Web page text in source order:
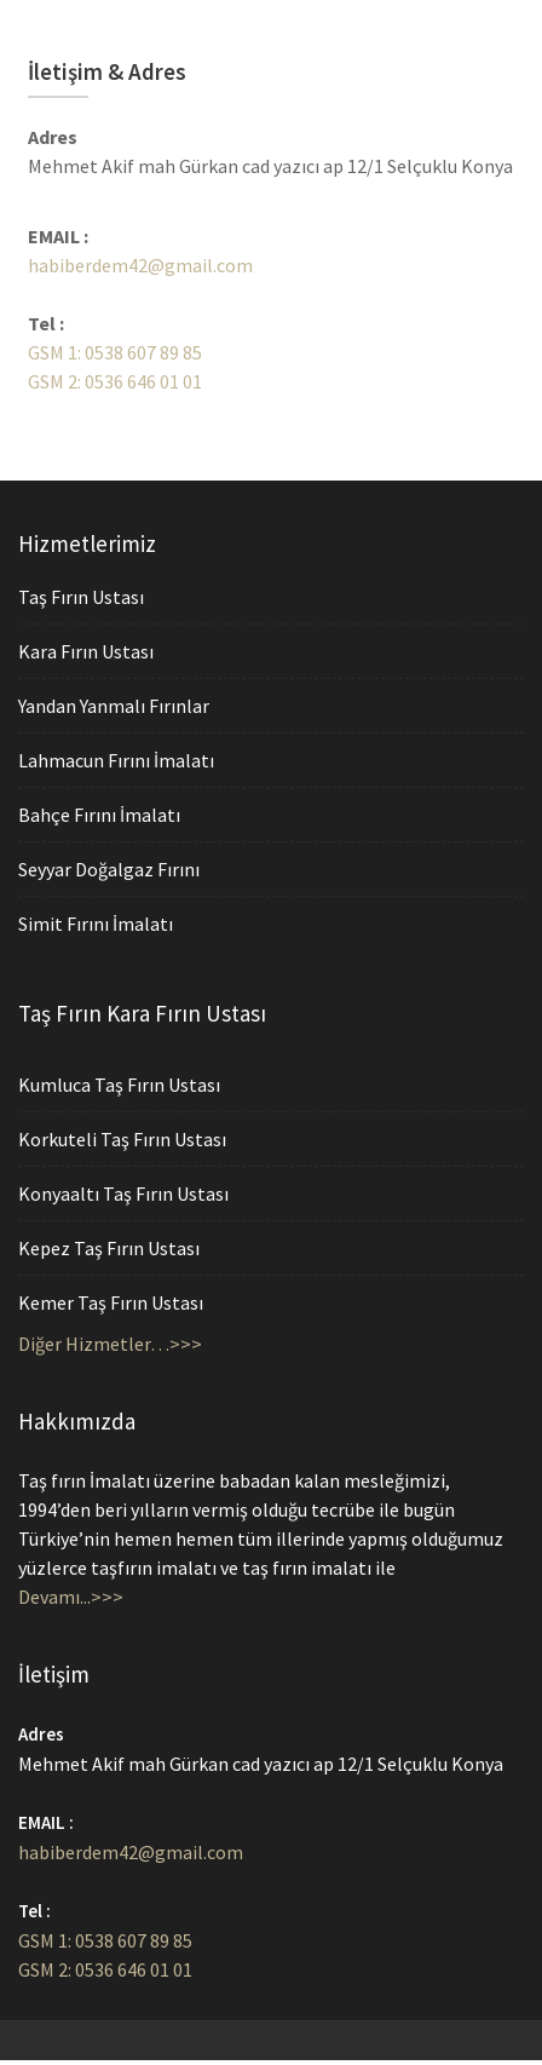
İletişim & Adres
Adres
Mehmet Akif mah Gürkan cad yazıcı ap 12/1 Selçuklu Konya
EMAIL :
habiberdem42@gmail.com
Tel :
GSM 1: 0538 607 89 85
GSM 2: 0536 646 01 01
Hizmetlerimiz
Taş Fırın Ustası
Kara Fırın Ustası
Yandan Yanmalı Fırınlar
Lahmacun Fırını İmalatı
Bahçe Fırını İmalatı
Seyyar Doğalgaz Fırını
Simit Fırını İmalatı
Taş Fırın Kara Fırın Ustası
Kumluca Taş Fırın Ustası
Korkuteli Taş Fırın Ustası
Konyaaltı Taş Fırın Ustası
Kepez Taş Fırın Ustası
Kemer Taş Fırın Ustası
Diğer Hizmetler…>>>
Hakkımızda
Taş fırın İmalatı üzerine babadan kalan mesleğimizi,
1994’den beri yılların vermiş olduğu tecrübe ile bugün
Türkiye’nin hemen hemen tüm illerinde yapmış olduğumuz
yüzlerce taşfırın imalatı ve taş fırın imalatı ile
Devamı...>>>
İletişim
Adres
Mehmet Akif mah Gürkan cad yazıcı ap 12/1 Selçuklu Konya
EMAIL :
habiberdem42@gmail.com
Tel :
GSM 1: 0538 607 89 85
GSM 2: 0536 646 01 01